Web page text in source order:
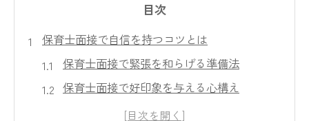
目次
保育士面接で自信を持つコツとは
保育士面接で緊張を和らげる準備法
保育士面接で好印象を与える心構え
保育士面接で自分らしさを伝える秘訣